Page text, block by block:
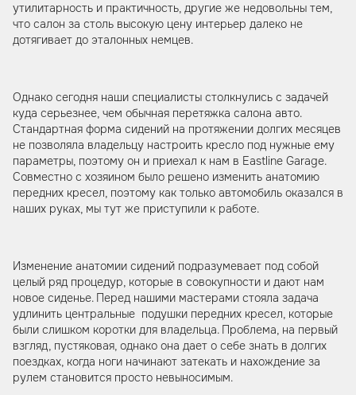
утилитарность и практичность, другие же недовольны тем,
что салон за столь высокую цену интерьер далеко не
дотягивает до эталонных немцев.
Однако сегодня наши специалисты столкнулись с задачей
куда серьезнее, чем обычная перетяжка салона авто.
Стандартная форма сидений на протяжении долгих месяцев
не позволяла владельцу настроить кресло под нужные ему
параметры, поэтому он и приехал к нам в Eastline Garage.
Совместно с хозяином было решено изменить анатомию
передних кресел, поэтому как только автомобиль оказался в
наших руках, мы тут же приступили к работе.
Изменение анатомии сидений подразумевает под собой
целый ряд процедур, которые в совокупности и дают нам
новое сиденье. Перед нашими мастерами стояла задача
удлинить центральные подушки передних кресел, которые
были слишком коротки для владельца. Проблема, на первый
взгляд, пустяковая, однако она дает о себе знать в долгих
поездках, когда ноги начинают затекать и нахождение за
рулем становится просто невыносимым.